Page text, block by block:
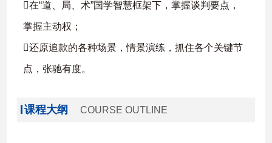
在“道、局、术”国学智慧框架下，掌握谈判要点，
掌握主动权；
还原追款的各种场景，情景演练，抓住各个关键节
点，张驰有度。
课程大纲 COURSE OUTLINE